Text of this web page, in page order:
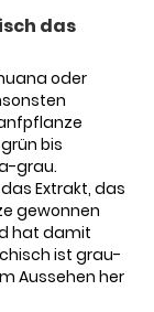
das
oder
bis
grau.
Extrakt, das
gewonnen
hat damit
ist grau-
Aussehen her